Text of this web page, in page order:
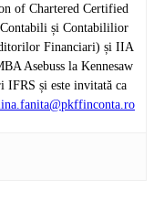
of Chartered Certified
și Contabililior
Financiari) și IIA
Asebuss la Kennesaw
IFRS și este invitată ca